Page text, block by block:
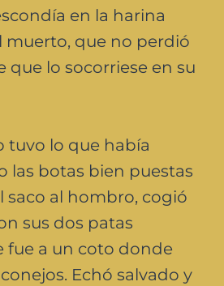
en la harina
muerto, que no perdió
que lo socorriese en su
tuvo lo que había
las botas bien puestas
saco al hombro, cogió
sus dos patas
fue a un coto donde
Echó salvado y